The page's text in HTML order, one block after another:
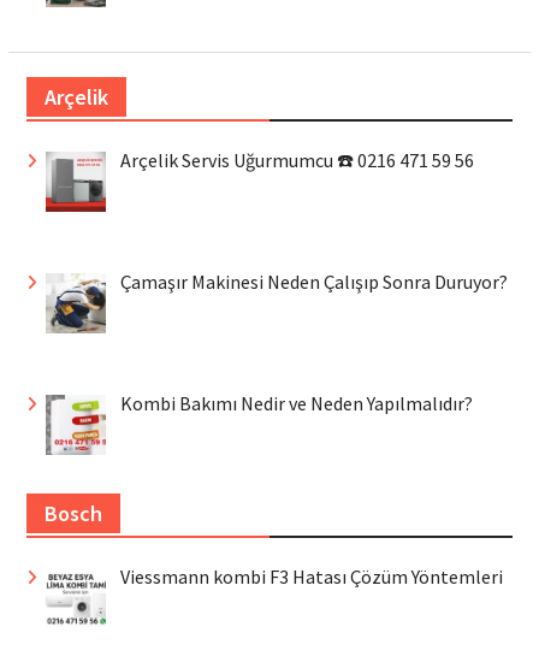
Arçelik
Arçelik Servis Uğurmumcu ☎️ 0216 471 59 56
Çamaşır Makinesi Neden Çalışıp Sonra Duruyor?
Kombi Bakımı Nedir ve Neden Yapılmalıdır?
Bosch
Viessmann kombi F3 Hatası Çözüm Yöntemleri